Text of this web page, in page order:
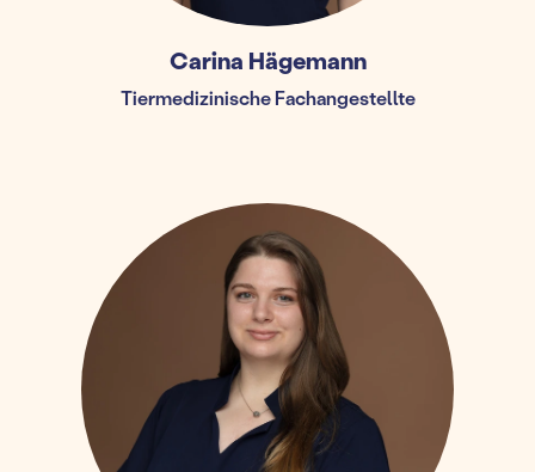
Carina Hägemann
Tiermedizinische Fachangestellte